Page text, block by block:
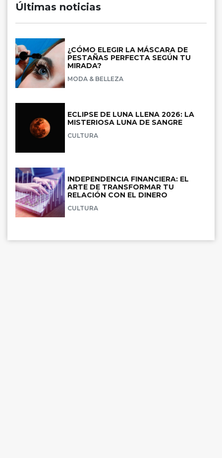
Últimas noticias
¿CÓMO ELEGIR LA MÁSCARA DE
PESTAÑAS PERFECTA SEGÚN TU
MIRADA?
MODA & BELLEZA
ECLIPSE DE LUNA LLENA 2026: LA
MISTERIOSA LUNA DE SANGRE
CULTURA
INDEPENDENCIA FINANCIERA: EL
ARTE DE TRANSFORMAR TU
RELACIÓN CON EL DINERO
CULTURA